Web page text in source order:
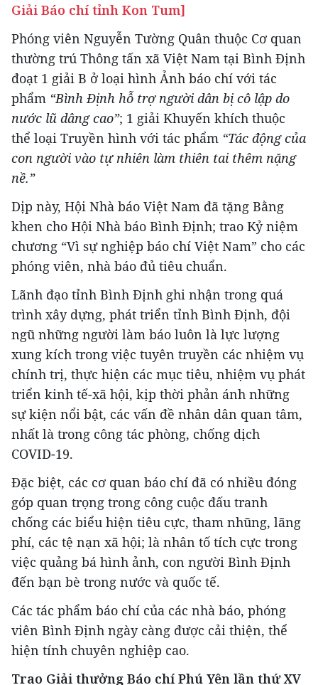
Giải Báo chí tỉnh Kon Tum]
Phóng viên Nguyễn Tường Quân thuộc Cơ quan
thường trú Thông tấn xã Việt Nam tại Bình Định
đoạt 1 giải B ở loại hình Ảnh báo chí với tác
phẩm “Bình Định hỗ trợ người dân bị cô lập do
nước lũ dâng cao”; 1 giải Khuyến khích thuộc
thể loại Truyền hình với tác phẩm “Tác động của
con người vào tự nhiên làm thiên tai thêm nặng
nề.”
Dịp này, Hội Nhà báo Việt Nam đã tặng Bằng
khen cho Hội Nhà báo Bình Định; trao Kỷ niệm
chương “Vì sự nghiệp báo chí Việt Nam” cho các
phóng viên, nhà báo đủ tiêu chuẩn.
Lãnh đạo tỉnh Bình Định ghi nhận trong quá
trình xây dựng, phát triển tỉnh Bình Định, đội
ngũ những người làm báo luôn là lực lượng
xung kích trong việc tuyên truyền các nhiệm vụ
chính trị, thực hiện các mục tiêu, nhiệm vụ phát
triển kinh tế-xã hội, kịp thời phản ánh những
sự kiện nổi bật, các vấn đề nhân dân quan tâm,
nhất là trong công tác phòng, chống dịch
COVID-19.
Đặc biệt, các cơ quan báo chí đã có nhiều đóng
góp quan trọng trong công cuộc đấu tranh
chống các biểu hiện tiêu cực, tham nhũng, lãng
phí, các tệ nạn xã hội; là nhân tố tích cực trong
việc quảng bá hình ảnh, con người Bình Định
đến bạn bè trong nước và quốc tế.
Các tác phẩm báo chí của các nhà báo, phóng
viên Bình Định ngày càng được cải thiện, thể
hiện tính chuyên nghiệp cao.
Trao Giải thưởng Báo chí Phú Yên lần thứ XV